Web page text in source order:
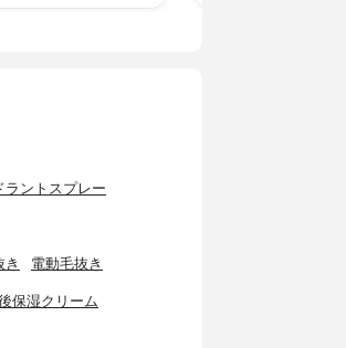
ラントスプレー
き 電動毛抜き
保湿クリーム